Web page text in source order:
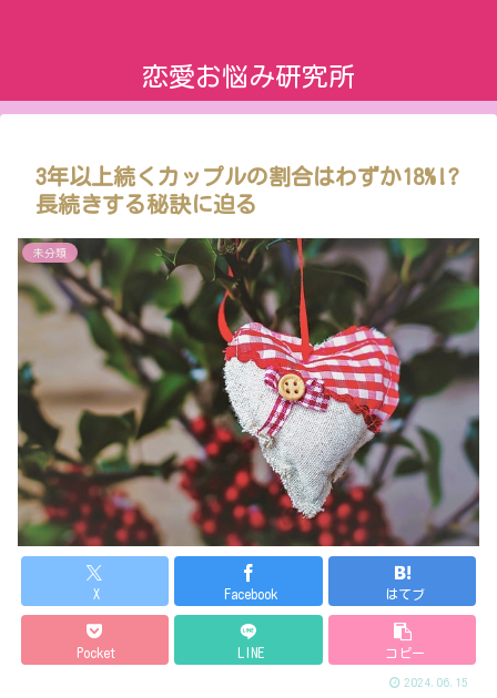
恋愛お悩み研究所
3年以上続くカップルの割合はわずか18%!?
長続きする秘訣に迫る
未分類
X Facebook はてブ
Pocket LINE コピー
2024.06.15